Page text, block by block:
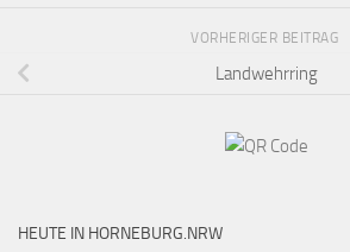
VORHERIGER BEITRAG
Landwehrring
HEUTE IN HORNEBURG.NRW